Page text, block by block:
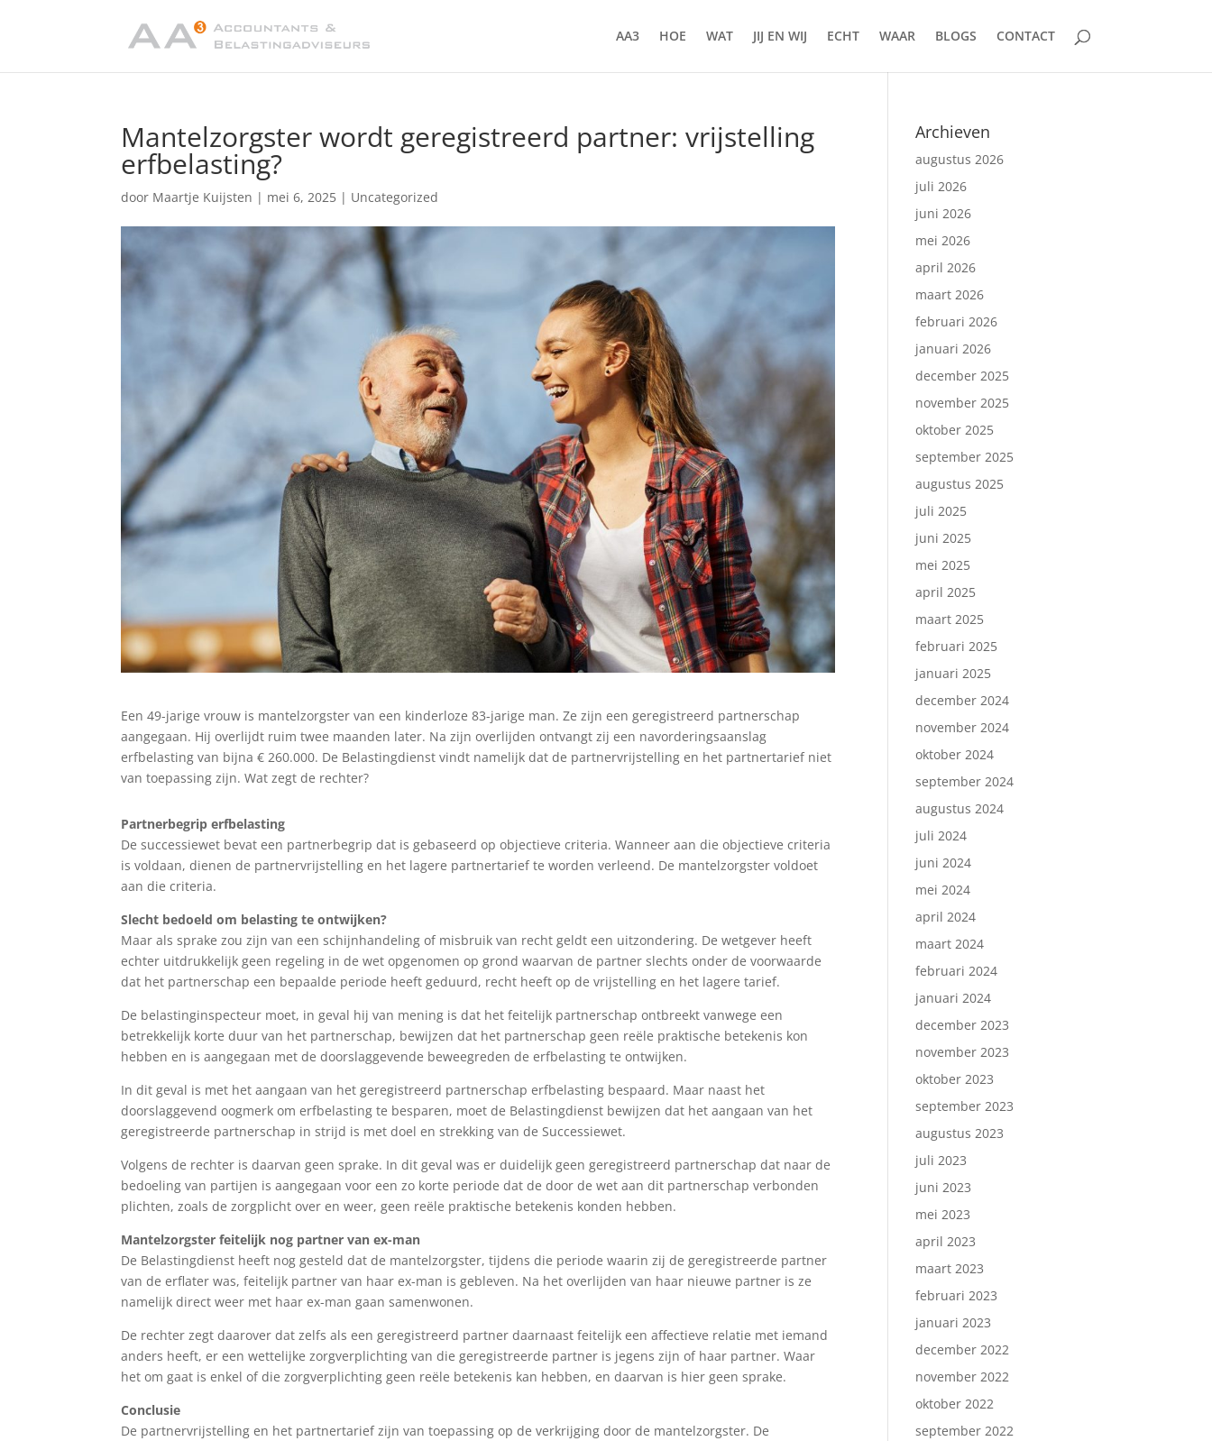
AA3 HOE WAT JIJ EN WIJ ECHT WAAR BLOGS CONTACT
Mantelzorgster wordt geregistreerd partner: vrijstelling
erfbelasting?
door Maartje Kuijsten | mei 6, 2025 | Uncategorized
Een 49-jarige vrouw is mantelzorgster van een kinderloze 83-jarige man. Ze zijn een geregistreerd partnerschap
aangegaan. Hij overlijdt ruim twee maanden later. Na zijn overlijden ontvangt zij een navorderingsaanslag
erfbelasting van bijna € 260.000. De Belastingdienst vindt namelijk dat de partnervrijstelling en het partnertarief niet
van toepassing zijn. Wat zegt de rechter?
Partnerbegrip erfbelasting
De successiewet bevat een partnerbegrip dat is gebaseerd op objectieve criteria. Wanneer aan die objectieve criteria
is voldaan, dienen de partnervrijstelling en het lagere partnertarief te worden verleend. De mantelzorgster voldoet
aan die criteria.
Slecht bedoeld om belasting te ontwijken?
Maar als sprake zou zijn van een schijnhandeling of misbruik van recht geldt een uitzondering. De wetgever heeft
echter uitdrukkelijk geen regeling in de wet opgenomen op grond waarvan de partner slechts onder de voorwaarde
dat het partnerschap een bepaalde periode heeft geduurd, recht heeft op de vrijstelling en het lagere tarief.
De belastinginspecteur moet, in geval hij van mening is dat het feitelijk partnerschap ontbreekt vanwege een
betrekkelijk korte duur van het partnerschap, bewijzen dat het partnerschap geen reële praktische betekenis kon
hebben en is aangegaan met de doorslaggevende beweegreden de erfbelasting te ontwijken.
In dit geval is met het aangaan van het geregistreerd partnerschap erfbelasting bespaard. Maar naast het
doorslaggevend oogmerk om erfbelasting te besparen, moet de Belastingdienst bewijzen dat het aangaan van het
geregistreerde partnerschap in strijd is met doel en strekking van de Successiewet.
Volgens de rechter is daarvan geen sprake. In dit geval was er duidelijk geen geregistreerd partnerschap dat naar de
bedoeling van partijen is aangegaan voor een zo korte periode dat de door de wet aan dit partnerschap verbonden
plichten, zoals de zorgplicht over en weer, geen reële praktische betekenis konden hebben.
Mantelzorgster feitelijk nog partner van ex-man
De Belastingdienst heeft nog gesteld dat de mantelzorgster, tijdens die periode waarin zij de geregistreerde partner
van de erflater was, feitelijk partner van haar ex-man is gebleven. Na het overlijden van haar nieuwe partner is ze
namelijk direct weer met haar ex-man gaan samenwonen.
De rechter zegt daarover dat zelfs als een geregistreerd partner daarnaast feitelijk een affectieve relatie met iemand
anders heeft, er een wettelijke zorgverplichting van die geregistreerde partner is jegens zijn of haar partner. Waar
het om gaat is enkel of die zorgverplichting geen reële betekenis kan hebben, en daarvan is hier geen sprake.
Conclusie
De partnervrijstelling en het partnertarief zijn van toepassing op de verkrijging door de mantelzorgster. De
Archieven
augustus 2026
juli 2026
juni 2026
mei 2026
april 2026
maart 2026
februari 2026
januari 2026
december 2025
november 2025
oktober 2025
september 2025
augustus 2025
juli 2025
juni 2025
mei 2025
april 2025
maart 2025
februari 2025
januari 2025
december 2024
november 2024
oktober 2024
september 2024
augustus 2024
juli 2024
juni 2024
mei 2024
april 2024
maart 2024
februari 2024
januari 2024
december 2023
november 2023
oktober 2023
september 2023
augustus 2023
juli 2023
juni 2023
mei 2023
april 2023
maart 2023
februari 2023
januari 2023
december 2022
november 2022
oktober 2022
september 2022